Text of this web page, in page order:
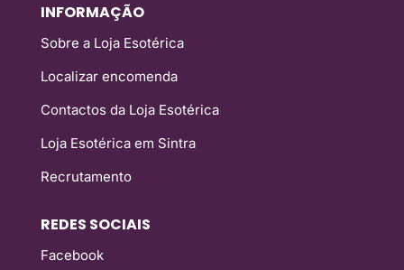
INFORMAÇÃO
Sobre a Loja Esotérica
Localizar encomenda
Contactos da Loja Esotérica
Loja Esotérica em Sintra
Recrutamento
REDES SOCIAIS
Facebook